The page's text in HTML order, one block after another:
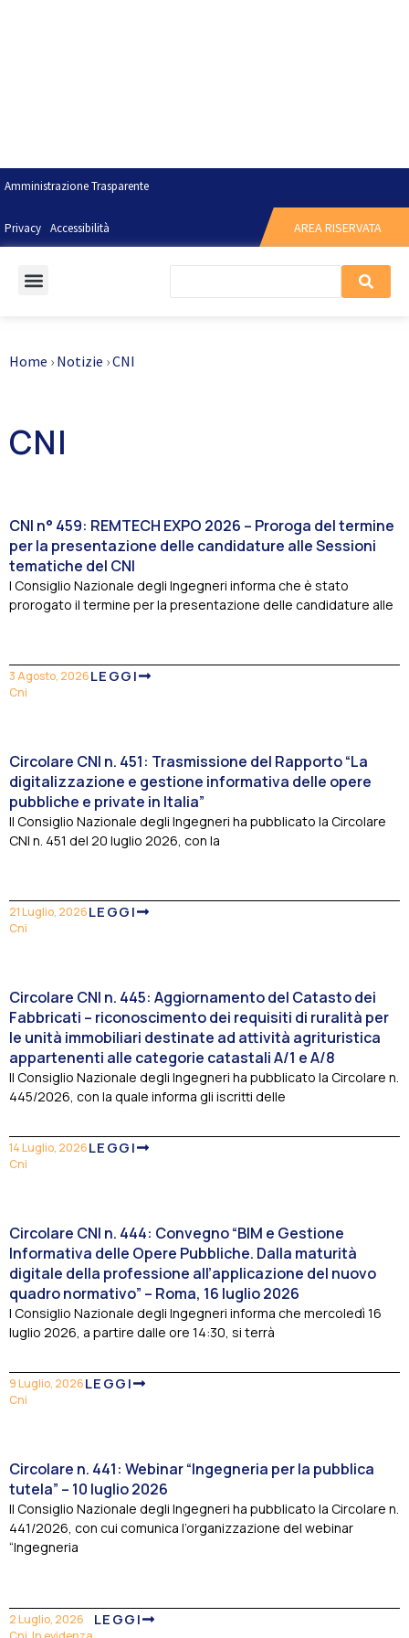
Amministrazione Trasparente
Privacy Accessibilità AREA RISERVATA
Home › Notizie ›CNI
CNI
CNI n° 459: REMTECH EXPO 2026 – Proroga del termine
per la presentazione delle candidature alle Sessioni
tematiche del CNI
l Consiglio Nazionale degli Ingegneri informa che è stato
prorogato il termine per la presentazione delle candidature alle
3 Agosto, 2026
Cni
LEGGI
Circolare CNI n. 451: Trasmissione del Rapporto “La
digitalizzazione e gestione informativa delle opere
pubbliche e private in Italia”
Il Consiglio Nazionale degli Ingegneri ha pubblicato la Circolare
CNI n. 451 del 20 luglio 2026, con la
21 Luglio, 2026
Cni
LEGGI
Circolare CNI n. 445: Aggiornamento del Catasto dei
Fabbricati – riconoscimento dei requisiti di ruralità per
le unità immobiliari destinate ad attività agrituristica
appartenenti alle categorie catastali A/1 e A/8
Il Consiglio Nazionale degli Ingegneri ha pubblicato la Circolare n.
445/2026, con la quale informa gli iscritti delle
14 Luglio, 2026
Cni
LEGGI
Circolare CNI n. 444: Convegno “BIM e Gestione
Informativa delle Opere Pubbliche. Dalla maturità
digitale della professione all’applicazione del nuovo
quadro normativo” – Roma, 16 luglio 2026
l Consiglio Nazionale degli Ingegneri informa che mercoledì 16
luglio 2026, a partire dalle ore 14:30, si terrà
9 Luglio, 2026
Cni
LEGGI
Circolare n. 441: Webinar “Ingegneria per la pubblica
tutela” – 10 luglio 2026
Il Consiglio Nazionale degli Ingegneri ha pubblicato la Circolare n.
441/2026, con cui comunica l’organizzazione del webinar
“Ingegneria
2 Luglio, 2026
LEGGI